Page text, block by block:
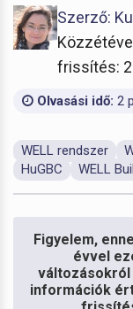
Szerző:
frissítés:
Olvasási idő: 2
WELL rendszer
HuGBC
WELL
Figyelem,
évvel
információk